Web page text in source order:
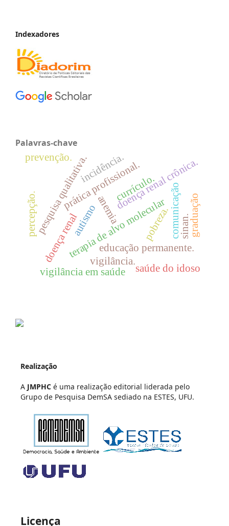
Indexadores
Palavras-chave
terapia de alvo molecular
doença renal crônica.
pesquisa qualitativa.
educação permanente.
prática profissional.
autismo
percepção. comunicação
currículo.
pobreza.
vigilância.
vigilância em saúde
anemia
prevenção.
saúde do idoso
sinan.
doença renal graduação
incidência.
Realização
A JMPHCé uma realização editorial liderada pelo
Grupo de Pesquisa DemSA sediado na ESTES, UFU.
Licença